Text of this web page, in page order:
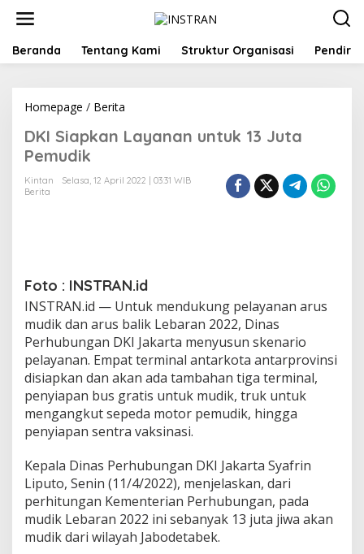
t
Beranda Tentang Kami Struktur Organisasi Pendiri
Homepage / Berita
I
a
y
n
a
n
u
n
t
u
k
1
u
t
a
P
e
m
DKI Siapkan Layanan untuk 13 Juta
Pemudik
Kintan
Selasa, 12 April 2022 | 03:31 WIB
Berita
Foto : INSTRAN.id
INSTRAN.id — Untuk mendukung pelayanan arus
mudik dan arus balik Lebaran 2022, Dinas
Perhubungan DKI Jakarta menyusun skenario
pelayanan. Empat terminal antarkota antarprovinsi
disiapkan dan akan ada tambahan tiga terminal,
penyiapan bus gratis untuk mudik, truk untuk
mengangkut sepeda motor pemudik, hingga
penyiapan sentra vaksinasi.
Kepala Dinas Perhubungan DKI Jakarta Syafrin
Liputo, Senin (11/4/2022), menjelaskan, dari
perhitungan Kementerian Perhubungan, pada
mudik Lebaran 2022 ini sebanyak 13 juta jiwa akan
mudik dari wilayah Jabodetabek.